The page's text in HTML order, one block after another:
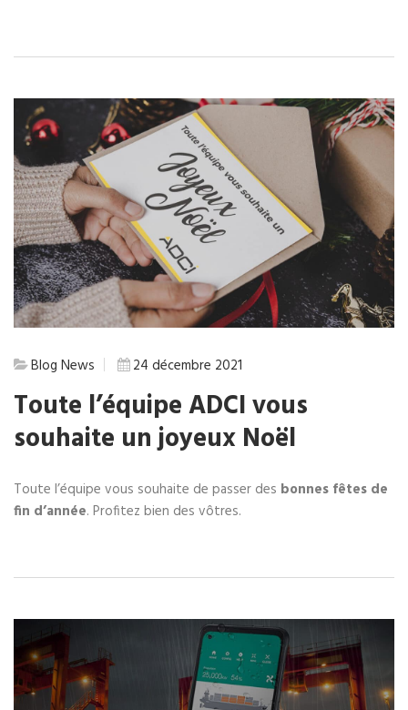
Blog News 24 décembre 2021
Toute l’équipe ADCI vous
souhaite un joyeux Noël
Toute l’équipe vous souhaite de passer des bonnes fêtes de
fin d’année. Profitez bien des vôtres.